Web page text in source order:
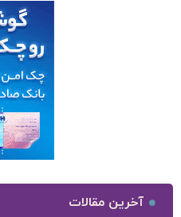
آخرین مقالات